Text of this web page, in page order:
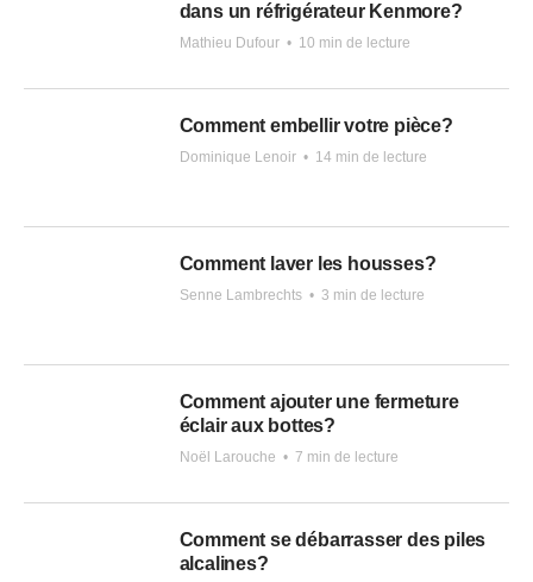
dans un réfrigérateur Kenmore?
Mathieu Dufour • 10 min de lecture
Comment embellir votre pièce?
Dominique Lenoir • 14 min de lecture
Comment laver les housses?
Senne Lambrechts • 3 min de lecture
Comment ajouter une fermeture
éclair aux bottes?
Noël Larouche • 7 min de lecture
Comment se débarrasser des piles
alcalines?